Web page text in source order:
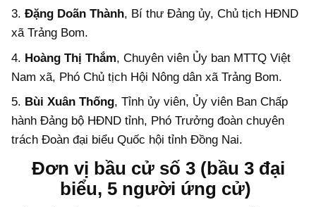
3. Đặng Doãn Thành, Bí thư Đảng ủy, Chủ tịch HĐND
xã Trảng Bom.
4. Hoàng Thị Thắm, Chuyên viên Ủy ban MTTQ Việt
Nam xã, Phó Chủ tịch Hội Nông dân xã Trảng Bom.
5. Bùi Xuân Thống, Tỉnh ủy viên, Ủy viên Ban Chấp
hành Đảng bộ HĐND tỉnh, Phó Trưởng đoàn chuyên
trách Đoàn đại biểu Quốc hội tỉnh Đồng Nai.
Đơn vị bầu cử số 3 (bầu 3 đại
biểu, 5 người ứng cử)